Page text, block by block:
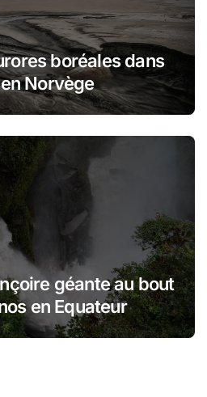
boréales dans
Norvège
géante au bout
en Equateur